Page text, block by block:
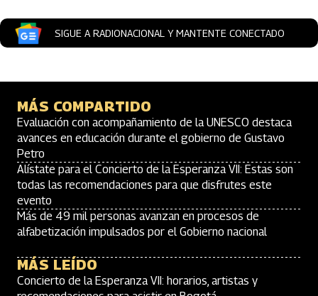
SIGUE A RADIONACIONAL Y MANTENTE CONECTADO
MÁS COMPARTIDO
Evaluación con acompañamiento de la UNESCO destaca
avances en educación durante el gobierno de Gustavo
Petro
Alístate para el Concierto de la Esperanza VII: Estas son
todas las recomendaciones para que disfrutes este
evento
Más de 49 mil personas avanzan en procesos de
alfabetización impulsados por el Gobierno nacional
MÁS LEÍDO
Concierto de la Esperanza VII: horarios, artistas y